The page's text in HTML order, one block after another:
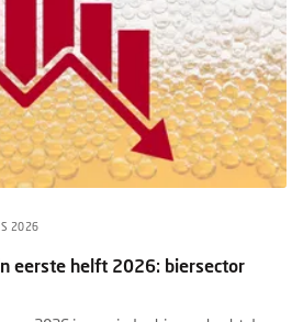
2026
eerste helft 2026: biersector